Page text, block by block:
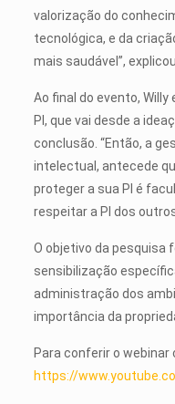
valorização do
tecnológica, e da
mais saudável”, explicou.
Ao final do evento,
PI, que vai desde a
conclusão. “Então, a
intelectual, antecede
proteger a sua PI é
respeitar a PI dos
O objetivo da pesquisa
sensibilização
administração dos
importância da
Para conferir o
https://